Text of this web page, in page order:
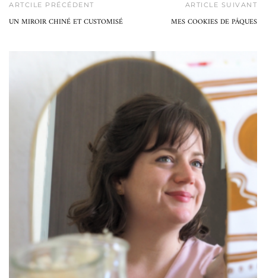
ARTCILE PRÉCÉDENT
UN MIROIR CHINÉ ET CUSTOMISÉ
ARTICLE SUIVANT
MES COOKIES DE PÂQUES